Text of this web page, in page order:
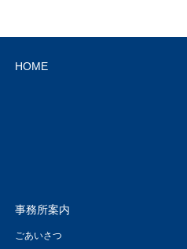
HOME
事務所案内
ごあいさつ